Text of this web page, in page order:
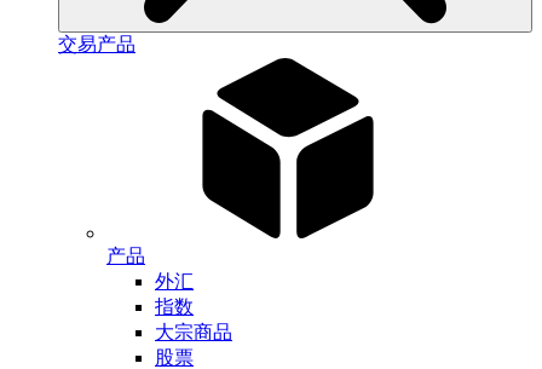
交易产品
产品
外汇
指数
大宗商品
股票